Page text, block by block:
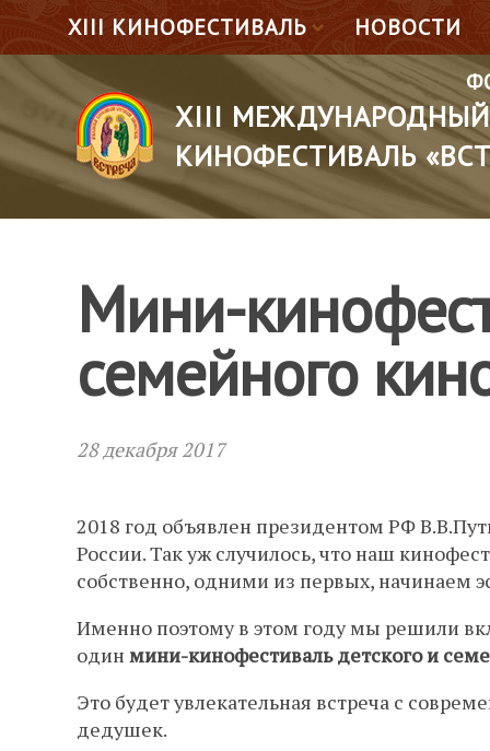
XIII КИНОФЕСТИВАЛЬ
НОВОСТИ
XIII
КИНОФЕСТИВАЛЬ
Мини-
семейного
28 декабря 2017
2018 год объявлен президентом РФ
России. Так уж случилось, что наш
собственно, одними из первых, начинаем
Именно поэтому в этом году мы решили
один мини-кинофестиваль детского и
Это будет увлекательная встреча с
дедушек.